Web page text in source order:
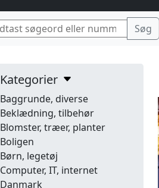
Kategorier
Baggrunde, diverse
Beklædning, tilbehør
Blomster, træer, planter
Boligen
Børn, legetøj
Computer, IT, internet
Danmark